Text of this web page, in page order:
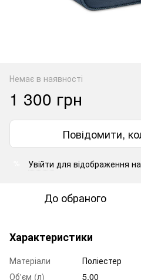
Немає в наявності
1 300 грн
Повідомити,
Увійти для відображення
До обраного
Характеристики
Матеріали
Поліестер
Об'єм (л)
5.00